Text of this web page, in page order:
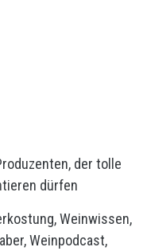
der tolle
dürfen